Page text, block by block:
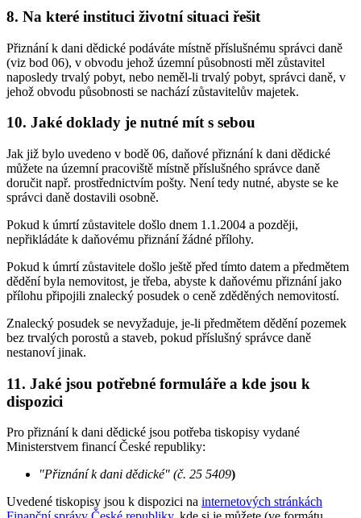
8. Na které instituci životní situaci řešit
Přiznání k dani dědické podáváte místně příslušnému správci daně
(viz bod 06), v obvodu jehož územní působnosti měl zůstavitel
naposledy trvalý pobyt, nebo neměl-li trvalý pobyt, správci daně, v
jehož obvodu působnosti se nachází zůstavitelův majetek.
10. Jaké doklady je nutné mít s sebou
Jak již bylo uvedeno v bodě 06, daňové přiznání k dani dědické
můžete na územní pracoviště místně příslušného správce daně
doručit např. prostřednictvím pošty. Není tedy nutné, abyste se ke
správci daně dostavili osobně.
Pokud k úmrtí zůstavitele došlo dnem 1.1.2004 a později,
nepřikládáte k daňovému přiznání žádné přílohy.
Pokud k úmrtí zůstavitele došlo ještě před tímto datem a předmětem
dědění byla nemovitost, je třeba, abyste k daňovému přiznání jako
přílohu připojili znalecký posudek o ceně zděděných nemovitostí.
Znalecký posudek se nevyžaduje, je-li předmětem dědění pozemek
bez trvalých porostů a staveb, pokud příslušný správce daně
nestanoví jinak.
11. Jaké jsou potřebné formuláře a kde jsou k
dispozici
Pro přiznání k dani dědické jsou potřeba tiskopisy vydané
Ministerstvem financí České republiky:
"Přiznání k dani dědické" (č. 25 5409)
Uvedené tiskopisy jsou k dispozici na internetových stránkách